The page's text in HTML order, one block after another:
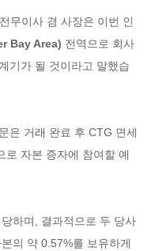
무이사 겸 사장은 이번 인
Bay Area) 전역으로 회사
기가 될 것이라고 말했습
은 거래 완료 후 CTG 면세
로 자본 증자에 참여할 예
하며, 결과적으로 두 당사
의 약 0.57%를 보유하게